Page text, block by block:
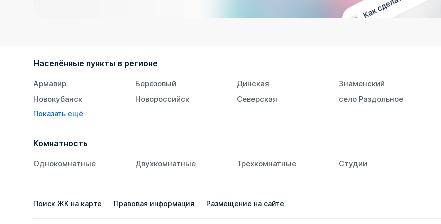
Населённые пункты в регионе
Армавир Берёзовый Динская Знаменский
Новокубанск
Новороссийск Северская село Раздольное
Тихорецк
Показать ещё
Комнатность
Однокомнатные Двухкомнатные Трёхкомнатные Студии
Поиск ЖК на карте Правовая информация Размещение на сайте